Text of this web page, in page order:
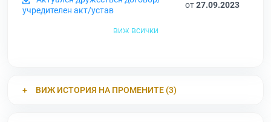
учредителен акт/устав
от27.09.2023
виж всички
ВИЖ ИСТОРИЯ НА ПРОМЕНИТЕ (3)